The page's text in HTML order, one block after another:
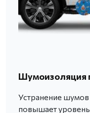
Шумоизоляция
Устранение шумов
повышает